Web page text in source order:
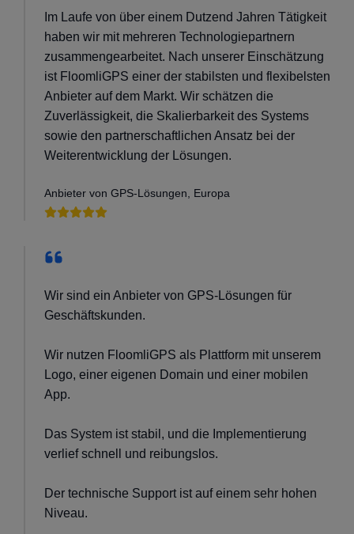
Im Laufe von über einem Dutzend Jahren Tätigkeit
haben wir mit mehreren Technologiepartnern
zusammengearbeitet. Nach unserer Einschätzung
ist FloomliGPS einer der stabilsten und flexibelsten
Anbieter auf dem Markt. Wir schätzen die
Zuverlässigkeit, die Skalierbarkeit des Systems
sowie den partnerschaftlichen Ansatz bei der
Weiterentwicklung der Lösungen.
Anbieter von GPS-Lösungen, Europa
Wir sind ein Anbieter von GPS-Lösungen für
Geschäftskunden.
Wir nutzen FloomliGPS als Plattform mit unserem
Logo, einer eigenen Domain und einer mobilen
App.
Das System ist stabil, und die Implementierung
verlief schnell und reibungslos.
Der technische Support ist auf einem sehr hohen
Niveau.